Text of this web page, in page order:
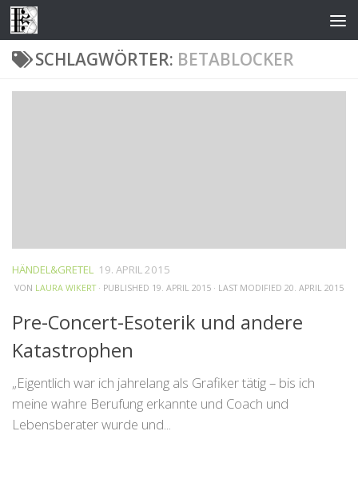
Zum Inhalt springen
SCHLAGWÖRTER: BETABLOCKER
HÄNDEL&GRETEL 19. APRIL 2015
VON LAURA WIKERT · PUBLISHED 19. APRIL 2015 · LAST MODIFIED 20. APRIL 2015
Pre-Concert-Esoterik und andere
Katastrophen
„Eigentlich war ich jahrelang als Grafiker tätig – bis ich
meine wahre Berufung erkannte und Coach und
Lebensberater wurde und...